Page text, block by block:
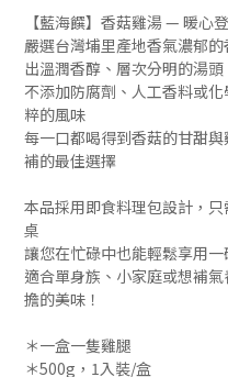
【藍海饌】香菇雞湯 — 暖心
嚴選台灣埔里產地香氣濃郁
出溫潤香醇、層次分明的湯頭
不添加防腐劑、人工香料或
粹的風味
每一口都喝得到香菇的甘甜
補的最佳選擇
本品採用即食料理包設計，
桌
讓您在忙碌中也能輕鬆享用
適合單身族、小家庭或想補
擔的美味！
＊一盒一隻雞腿
＊500g，1入裝/盒